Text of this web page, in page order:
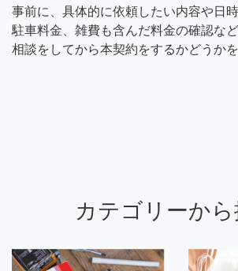
事前に、具体的に依頼したい内容や日
駐車料金、雑費も含んだ料金の確認な
相談をしてから本契約をするかどうか
カテゴリーから